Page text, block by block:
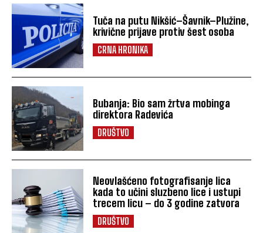
Tuča na putu Nikšić–Šavnik–Plužine,
krivične prijave protiv šest osoba
CRNA HRONIKA
Bubanja: Bio sam žrtva mobinga
direktora Radevića
DRUŠTVO
Neovlašćeno fotografisanje lica
kada to učini sluzbeno lice i ustupi
trecem licu – do 3 godine zatvora
DRUŠTVO